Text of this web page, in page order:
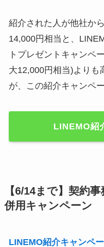
紹介された人が他社か
14,000円相当と、
トプレゼントキャンペ
大12,000円相当)よりも
が、この紹介キャンペ
LINEMO紹
【6/14まで】契約
併用キャンペーン
LINEMO紹介キャンペ